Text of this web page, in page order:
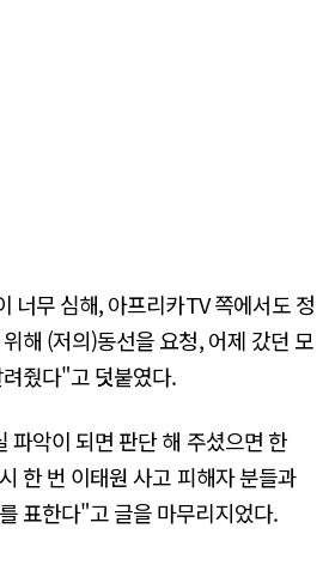
너무 심해, 아프리카TV 쪽에서도 정
해 (저의)동선을 요청, 어제 갔던 모
줬다"고 덧붙였다.
파악이 되면 판단 해 주셨으면 한
한 번 이태원 사고 피해자 분들과
표한다"고 글을 마무리지었다.